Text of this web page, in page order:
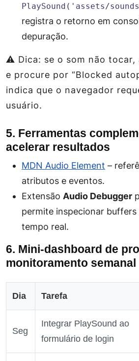
PlaySound('assets/
registra o retorno em
depuração.
⚠️ Dica: se o som não tocar,
e procure por “Blocked
indica que o navegador
usuário.
5. Ferramentas
acelerar resultados
MDN Audio Element –
atributos e eventos.
Extensão Audio Debugger
permite inspecionar buffers
tempo real.
6. Mini‑dashboard de
monitoramento semanal
Dia Tarefa
Seg
Integrar PlaySound ao
formulário de login